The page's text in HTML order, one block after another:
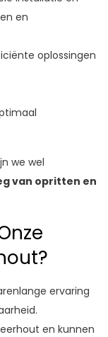
en
oplossingen
we wel
van opritten en
ervaring
en kunnen